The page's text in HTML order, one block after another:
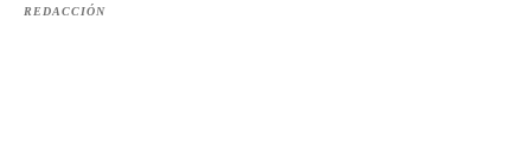
REDACCIÓN